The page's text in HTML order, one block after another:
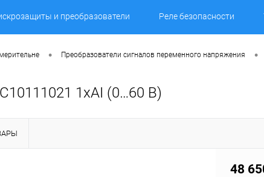
и преобразователи Реле безопасности
• Преобразователи сигналов переменного напряжения •
1хAI (0…60 В)
48